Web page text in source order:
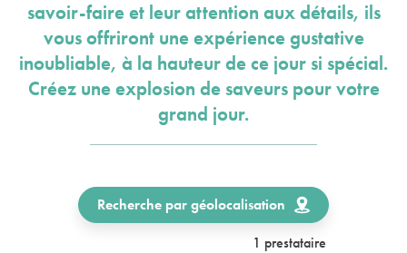
savoir-faire et leur attention aux détails, ils
vous offriront une expérience gustative
inoubliable, à la hauteur de ce jour si spécial.
Créez une explosion de saveurs pour votre
grand jour.
Recherche par géolocalisation
1 prestataire